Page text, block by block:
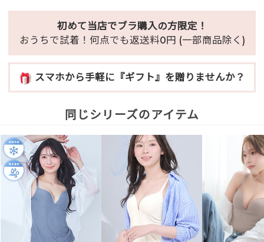
初めて当店でブラ購入の方限定！
おうちで試着！何点でも返送料0円 (一部商品除く)
スマホから手軽に『ギフト』を贈りませんか？
同じシリーズのアイテム